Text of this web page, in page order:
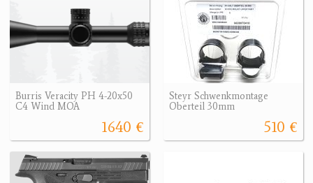
Burris Veracity PH 4-20x50
C4 Wind MOA
1640 €
Steyr Schwenkmontage
Oberteil 30mm
510 €